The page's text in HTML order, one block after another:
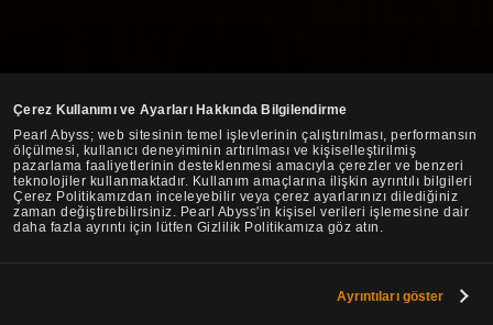
Çerez Kullanımı ve Ayarları Hakkında Bilgilendirme
Pearl Abyss; web sitesinin temel işlevlerinin çalıştırılması, performansın
ölçülmesi, kullanıcı deneyiminin artırılması ve kişiselleştirilmiş
pazarlama faaliyetlerinin desteklenmesi amacıyla çerezler ve benzeri
teknolojiler kullanmaktadır. Kullanım amaçlarına ilişkin ayrıntılı bilgileri
Çerez Politikamızdan inceleyebilir veya çerez ayarlarınızı dilediğiniz
zaman değiştirebilirsiniz. Pearl Abyss'in kişisel verileri işlemesine dair
daha fazla ayrıntı için lütfen Gizlilik Politikamıza göz atın.
Ayrıntıları göster